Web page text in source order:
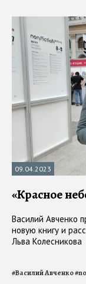
09.04.2023
«Красное
Василий Авченко
новую книгу и
Льва Колесникова
#Василий Авченко#